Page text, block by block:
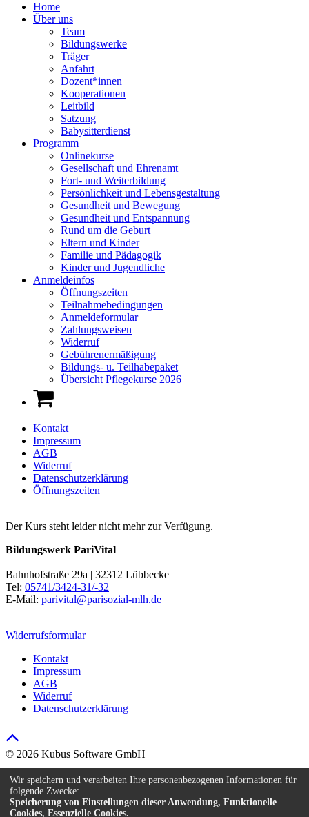
Home
Über uns
Team
Bildungswerke
Träger
Anfahrt
Dozent*innen
Kooperationen
Leitbild
Satzung
Babysitterdienst
Programm
Onlinekurse
Gesellschaft und Ehrenamt
Fort- und Weiterbildung
Persönlichkeit und Lebensgestaltung
Gesundheit und Bewegung
Gesundheit und Entspannung
Rund um die Geburt
Eltern und Kinder
Familie und Pädagogik
Kinder und Jugendliche
Anmeldeinfos
Öffnungszeiten
Teilnahmebedingungen
Anmeldeformular
Zahlungsweisen
Widerruf
Gebührenermäßigung
Bildungs- u. Teilhabepaket
Übersicht Pflegekurse 2026
Kontakt
Impressum
AGB
Widerruf
Datenschutzerklärung
Öffnungszeiten
Der Kurs steht leider nicht mehr zur Verfügung.
Bildungswerk PariVital
Bahnhofstraße 29a | 32312 Lübbecke
Tel: 05741/3424-31/-32
E-Mail: parivital@parisozial-mlh.de
Widerrufsformular
Kontakt
Impressum
AGB
Widerruf
Datenschutzerklärung
© 2026 Kubus Software GmbH
Kontakt
Impressum
AGB
Widerruf
Wir speichern und verarbeiten Ihre personenbezogenen Informationen für
folgende Zwecke:
Speicherung von Einstellungen dieser Anwendung, Funktionelle
Cookies, Essenzielle Cookies.